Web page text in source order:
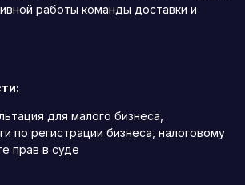
работы команды доставки и
для малого бизнеса,
по регистрации бизнеса, налоговому
прав в суде